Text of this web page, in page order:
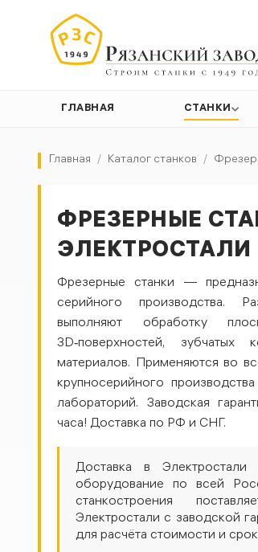
ГЛАВНАЯ СТАНКИ
Главная / Каталог станков /
ФРЕЗЕРНЫЕ
ЭЛЕКТРОСТАЛИ
Фрезерные станки —
серийного производства.
выполняют обработку
3D‑поверхностей,
материалов. Применяются во
крупносерийного
лабораторий. Заводская
часа! Доставка по РФ и СНГ.
Доставка в
оборудование по всей
станкостроения
Электростали с заводской
для расчёта стоимости и